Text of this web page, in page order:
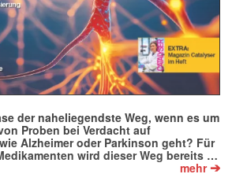
der naheliegendste Weg, wenn es um
Proben bei Verdacht auf
Alzheimer oder Parkinson geht? Für
wird dieser Weg bereits …
mehr➔